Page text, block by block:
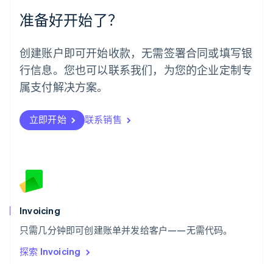
准备好开始了？
创建账户即可开始收款，无需签署合同或填写银
行信息。您也可以联系我们，为您的企业定制专
属支付解决方案。
立即开始 联系销售
Invoicing
只需几分钟即可创建账单并发给客户——无需代码。
探索 Invoicing
English
葡萄牙
日本
日本語 English
瑞典
SvenskaEnglish
Deutsch FrançaisItaliano English
塞浦路斯
English
ไทยEnglish
希腊
English
西班牙